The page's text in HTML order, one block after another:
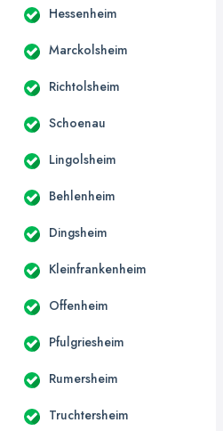
Hessenheim
Marckolsheim
Richtolsheim
Schoenau
Lingolsheim
Behlenheim
Dingsheim
Kleinfrankenheim
Offenheim
Pfulgriesheim
Rumersheim
Truchtersheim